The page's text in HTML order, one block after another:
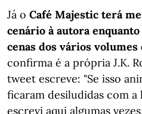
Já o Café Majestic terá
cenário à autora
cenas dos vários volumes
confirma é a própria J.K.
tweet escreve: "Se isso
ficaram desiludidas com
escrevi aqui algumas